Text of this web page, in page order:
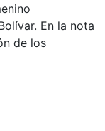
En la nota
de los